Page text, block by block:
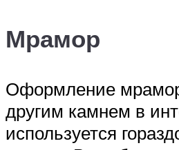
Мрамор
Оформление
другим камнем в
используется